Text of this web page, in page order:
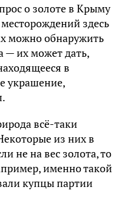
о золоте в Крыму
здесь
можно обнаружить
— их может дать,
в
украшение,
всё-таки
из них в
не на вес золота, то
именно такой
купцы партии